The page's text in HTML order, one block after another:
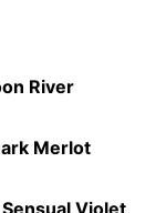
River
Merlot
Sensual Violet